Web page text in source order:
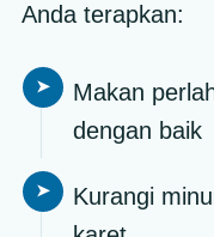
Anda terapkan:
Makan
dengan baik
Kurangi